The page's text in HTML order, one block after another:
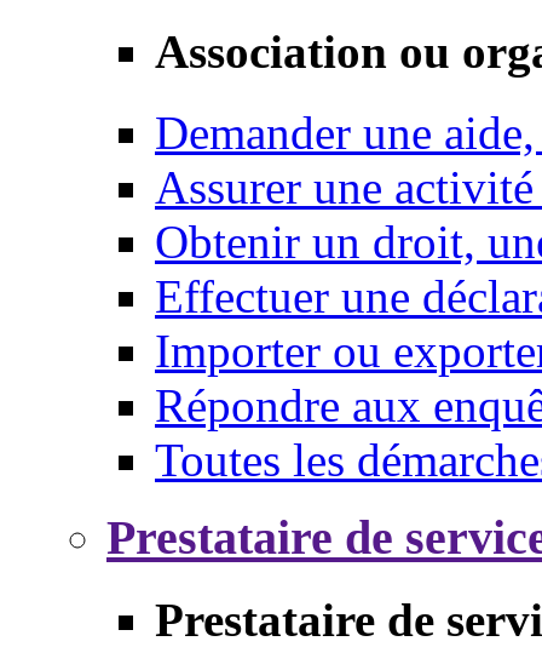
Association ou
Demander une
Assurer une
Obtenir un droit,
Effectuer une
Importer ou
Répondre aux
Toutes les
Prestataire de
Prestataire de